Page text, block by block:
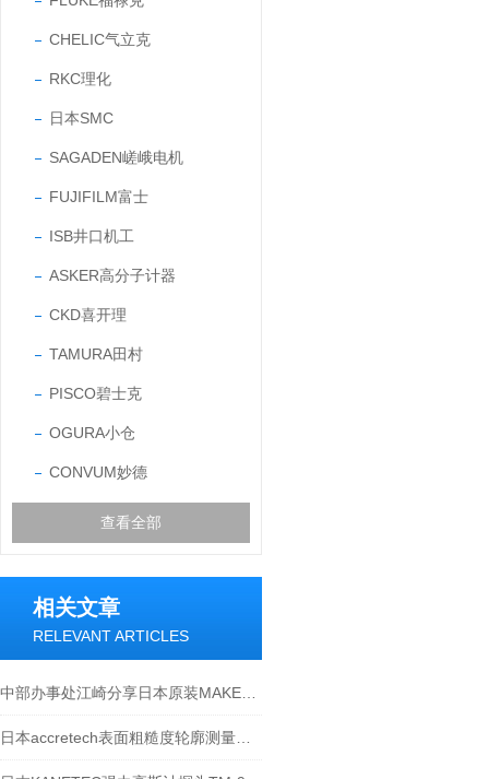
CHELIC气立克
RKC理化
日本SMC
SAGADEN嵯峨电机
FUJIFILM富士
ISB井口机工
ASKER高分子计器
CKD喜开理
TAMURA田村
PISCO碧士克
OGURA小仓
CONVUM妙德
查看全部
相关文章
RELEVANT ARTICLES